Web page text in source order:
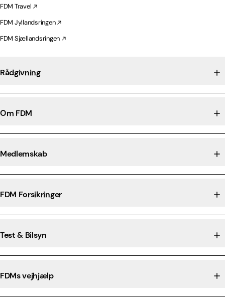
FDM Travel
FDM Jyllandsringen
FDM Sjællandsringen
Rådgivning
Om FDM
Medlemskab
FDM Forsikringer
Test & Bilsyn
FDMs vejhjælp